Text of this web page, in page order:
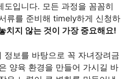
도입니다. 모든 과정을 꼼꼼히
류를 준비해 timely하게 신청하
치지 않는 것이 가장 중요해요!
정보를 바탕으로 꼭 자녀장려금
양육 환경을 만들어 가시길 바